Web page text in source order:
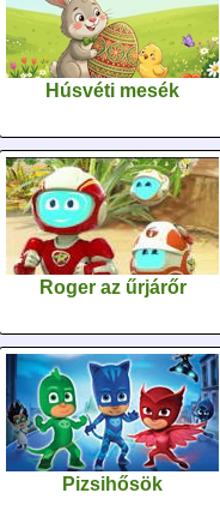
Húsvéti mesék
Roger az űrjárőr
Pizsihősök